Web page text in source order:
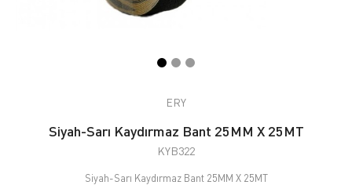
ERY
Siyah-Sarı Kaydırmaz Bant 25MM X 25MT
KYB322
Siyah-Sarı Kaydırmaz Bant 25MM X 25MT